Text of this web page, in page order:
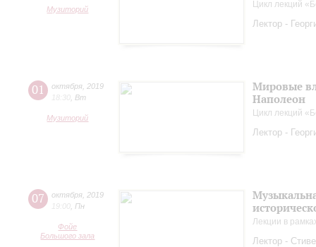
Музиторий Цикл лекций
Лектор -
01 октября 2019
18:30 Вт
Музиторий
Мировые
Наполеон
Цикл лекций
Лектор -
07 октября 2019
19:00 Пн
Фойе
Большого зала
Лекции в
Лектор -